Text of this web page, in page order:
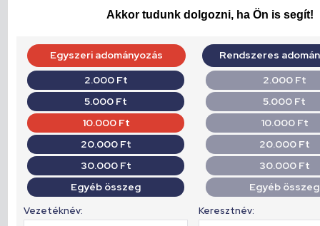
Akkor tudunk dolgozni, ha Ön is segít!